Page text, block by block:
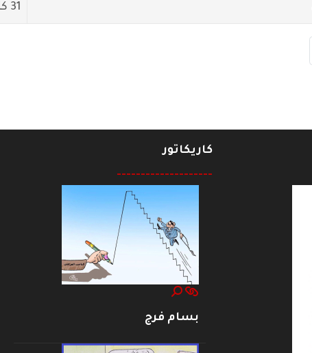
31 كانون2/يناير 2024
كاريكاتور
--------------------
بسام فرج